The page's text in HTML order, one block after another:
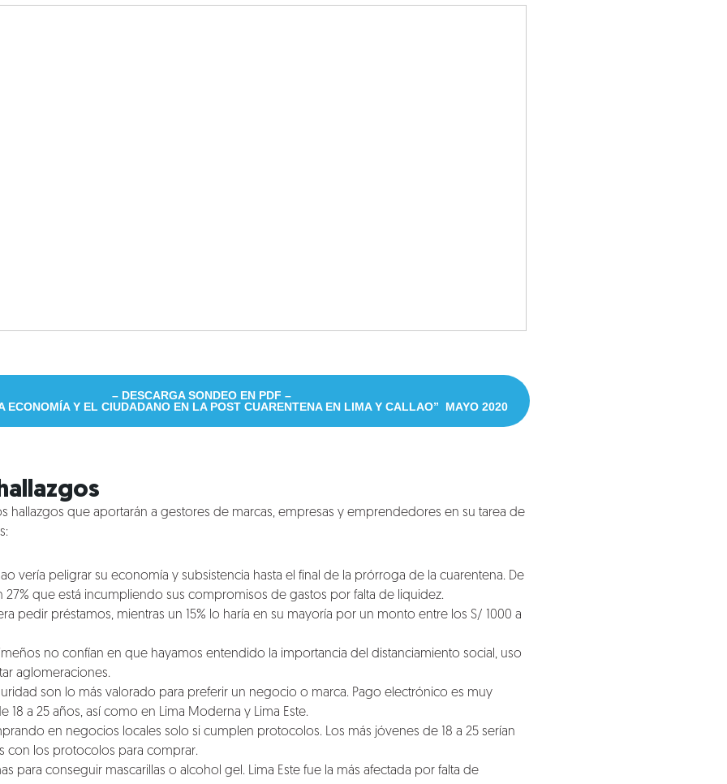
– DESCARGA SONDEO EN PDF –
ECONOMÍA Y EL CIUDADANO EN LA POST CUARENTENA EN LIMA Y CALLAO” MAYO 2020
hallazgos que aportarán a gestores de marcas, empresas y emprendedores en su tarea de
vería peligrar su economía y subsistencia hasta el final de la prórroga de la cuarentena. De
27% que está incumpliendo sus compromisos de gastos por falta de liquidez.
pedir préstamos, mientras un 15% lo haría en su mayoría por un monto entre los S/ 1000 a
no confían en que hayamos entendido la importancia del distanciamiento social, uso
aglomeraciones.
son lo más valorado para preferir un negocio o marca. Pago electrónico es muy
18 a 25 años, así como en Lima Moderna y Lima Este.
en negocios locales solo si cumplen protocolos. Los más jóvenes de 18 a 25 serían
con los protocolos para comprar.
para conseguir mascarillas o alcohol gel. Lima Este fue la más afectada por falta de